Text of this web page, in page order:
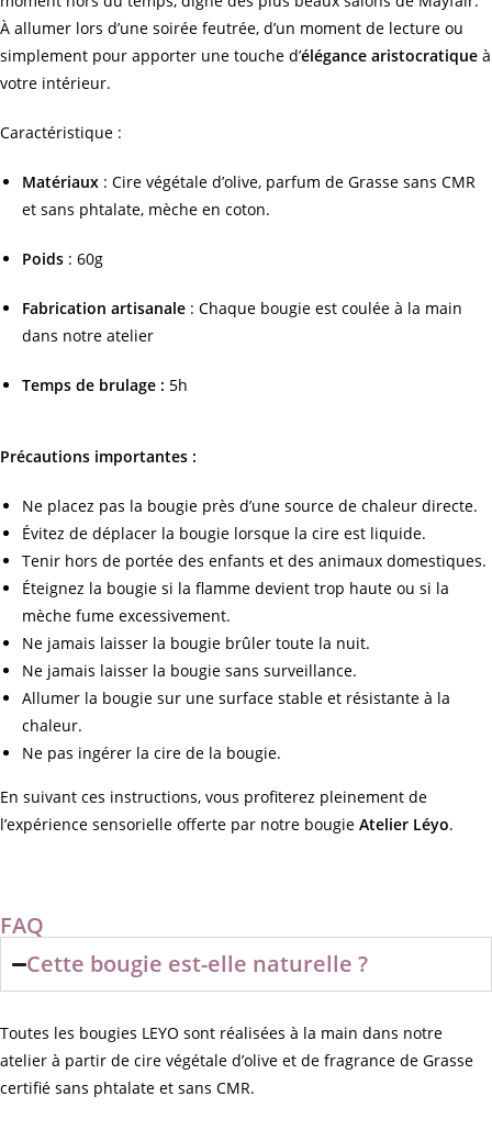
À allumer lors d’une soirée feutrée, d’un moment de lecture ou
simplement pour apporter une touche d’élégance aristocratique à
votre intérieur.
Caractéristique :
Matériaux : Cire végétale d’olive, parfum de Grasse sans CMR
et sans phtalate, mèche en coton.
Poids : 60g
Fabrication artisanale : Chaque bougie est coulée à la main
dans notre atelier
Temps de brulage : 5h
Précautions importantes :
Ne placez pas la bougie près d’une source de chaleur directe.
Évitez de déplacer la bougie lorsque la cire est liquide.
Tenir hors de portée des enfants et des animaux domestiques.
Éteignez la bougie si la flamme devient trop haute ou si la
mèche fume excessivement.
Ne jamais laisser la bougie brûler toute la nuit.
Ne jamais laisser la bougie sans surveillance.
Allumer la bougie sur une surface stable et résistante à la
chaleur.
Ne pas ingérer la cire de la bougie.
En suivant ces instructions, vous profiterez pleinement de
l’expérience sensorielle offerte par notre bougie Atelier Léyo.
FAQ
Cette bougie est-elle naturelle ?
Toutes les bougies LEYO sont réalisées à la main dans notre
atelier à partir de cire végétale d’olive et de fragrance de Grasse
certifié sans phtalate et sans CMR.